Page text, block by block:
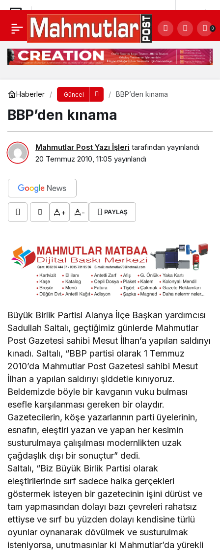
0
Haberler Güncel BBP’den kınama
BBP’den kınama
Mahmutlar Post Yazı İşleri tarafından yayınlandı
20 Temmuz 2010, 11:05 yayınlandı
+ - PAYLAŞ
Büyük Birlik Partisi Alanya İlçe Başkan yardımcısı
Sadullah Saltalı, geçtiğimiz günlerde Mahmutlar
Post Gazetesi sahibi Mesut İlhan’a yapılan saldırıyı
kınadı. Saltalı, “BBP partisi olarak 1 Temmuz
2010’da Mahmutlar Post Gazetesi sahibi Mesut
İlhan a yapılan saldırıyı şiddetle kınıyoruz.
Beldemizde böyle bir kavganın vuku bulması
esefle karşılanması gereken bir olaydır.
Gazetecilerin, köşe yazarlarının parti üyelerinin,
esnafın, eleştiri yazan ve yapan her kesimin
susturulmaya çalışılması modernlikten uzak
çağdaşlık dışı bir sonuçtur” dedi.
Saltalı, “Biz Büyük Birlik Partisi olarak
eleştirilerinde sırf sadece halka gerçekleri
göstermek isteyen bir gazetecinin işini dürüst ve
tam yapmasından dolayı bazı çevreleri rahatsız
ettiyse ve sırf bu yüzden dolayı kendisine türlü
oyunlar oynanarak dövülmek ve susturulmak
isteniyorsa, unutmasınlar ki Mahmutlar’da yürekli
BBP’den kınama Yorum Yap